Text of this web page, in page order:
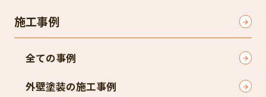
施工事例
全ての事例
外壁塗装の施工事例